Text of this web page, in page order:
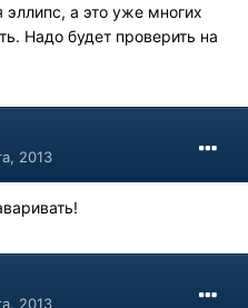
эллипс, а это уже многих
Надо будет проверить на
2013
2013